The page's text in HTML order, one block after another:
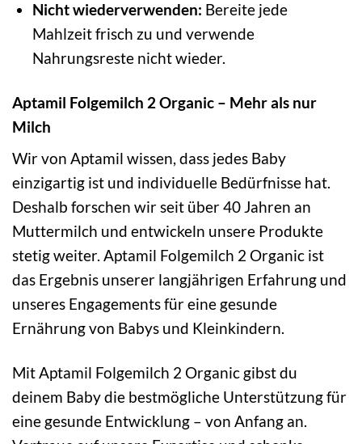
Nicht wiederverwenden: Bereite jede
Mahlzeit frisch zu und verwende
Nahrungsreste nicht wieder.
Aptamil Folgemilch 2 Organic – Mehr als nur
Milch
Wir von Aptamil wissen, dass jedes Baby
einzigartig ist und individuelle Bedürfnisse hat.
Deshalb forschen wir seit über 40 Jahren an
Muttermilch und entwickeln unsere Produkte
stetig weiter. Aptamil Folgemilch 2 Organic ist
das Ergebnis unserer langjährigen Erfahrung und
unseres Engagements für eine gesunde
Ernährung von Babys und Kleinkindern.
Mit Aptamil Folgemilch 2 Organic gibst du
deinem Baby die bestmögliche Unterstützung für
eine gesunde Entwicklung – von Anfang an.